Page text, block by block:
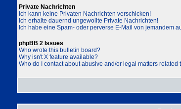
Private Nachrichten
Ich kann keine Privaten Nachrichten verschicken!
Ich erhalte dauernd ungewollte Private Nachrichten!
Ich habe eine Spam- oder perverse E-Mail von jemandem
phpBB 2 Issues
Who wrote this bulletin board?
Why isn't X feature available?
Who do I contact about abusive and/or legal matters related